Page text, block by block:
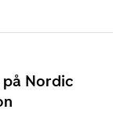
på Nordic